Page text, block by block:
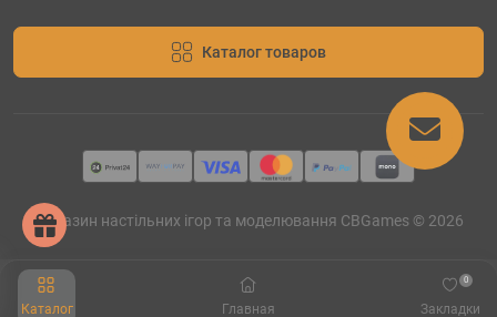
Каталог Главная Закладки
0
Каталог товаров
Магазин настільних ігор та моделювання CBGames © 2026